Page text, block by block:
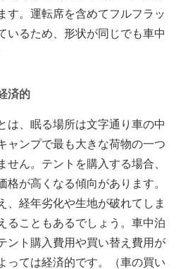
す。運転席を含めてフルフラッ
いるため、形状が同じでも車中
済的
は、眠る場所は文字通り車の中
ャンプで最も大きな荷物の一つ
せん。テントを購入する場合、
が高くなる傾向があります。
、経年劣化や生地が破れてしま
ることもあるでしょう。車中泊
ント購入費用や買い替え費用が
っては経済的です。（車の買い